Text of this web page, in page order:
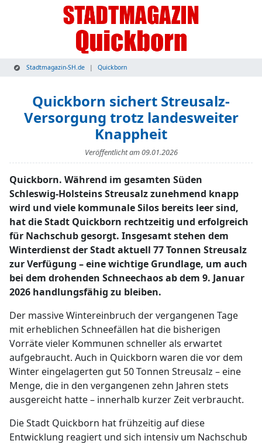
Stadtmagazin-SH.de Quickborn
Quickborn sichert Streusalz-
Versorgung trotz landesweiter
Knappheit
Veröffentlicht am09.01.2026
Quickborn. Während im gesamten Süden
Schleswig-Holsteins Streusalz zunehmend knapp
wird und viele kommunale Silos bereits leer sind,
hat die Stadt Quickborn rechtzeitig und erfolgreich
für Nachschub gesorgt. Insgesamt stehen dem
Winterdienst der Stadt aktuell 77 Tonnen Streusalz
zur Verfügung – eine wichtige Grundlage, um auch
bei dem drohenden Schneechaos ab dem 9. Januar
2026 handlungsfähig zu bleiben.
Der massive Wintereinbruch der vergangenen Tage
mit erheblichen Schneefällen hat die bisherigen
Vorräte vieler Kommunen schneller als erwartet
aufgebraucht. Auch in Quickborn waren die vor dem
Winter eingelagerten gut 50 Tonnen Streusalz – eine
Menge, die in den vergangenen zehn Jahren stets
ausgereicht hatte – innerhalb kurzer Zeit verbraucht.
Die Stadt Quickborn hat frühzeitig auf diese
Entwicklung reagiert und sich intensiv um Nachschub